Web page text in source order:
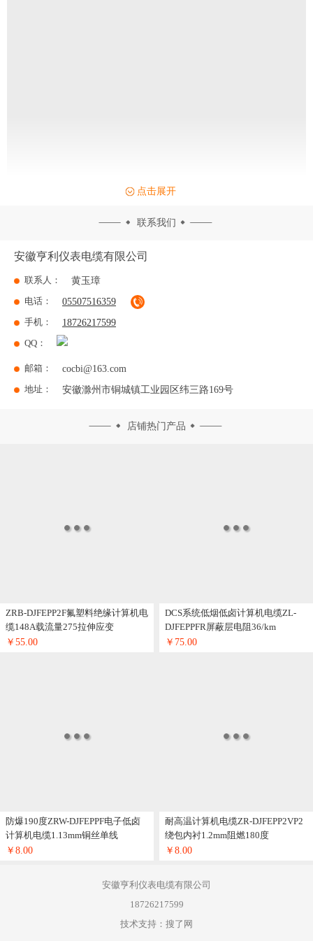
点击展开
联系我们
安徽亨利仪表电缆有限公司
联系人： 黄玉璋
电话： 05507516359
手机： 18726217599
QQ：
邮箱： cocbi@163.com
地址： 安徽滁州市铜城镇工业园区纬三路169号
店铺热门产品
ZRB-DJFEPP2F氟塑料绝缘计算机电
缆148A载流量275拉伸应变
￥55.00
DCS系统低烟低卤计算机电缆ZL-
DJFEPPFR屏蔽层电阻36/km
￥75.00
防爆190度ZRW-DJFEPPF电子低卤
计算机电缆1.13mm铜丝单线
￥8.00
耐高温计算机电缆ZR-DJFEPP2VP2
绕包内衬1.2mm阻燃180度
￥8.00
安徽亨利仪表电缆有限公司
18726217599
技术支持：搜了网